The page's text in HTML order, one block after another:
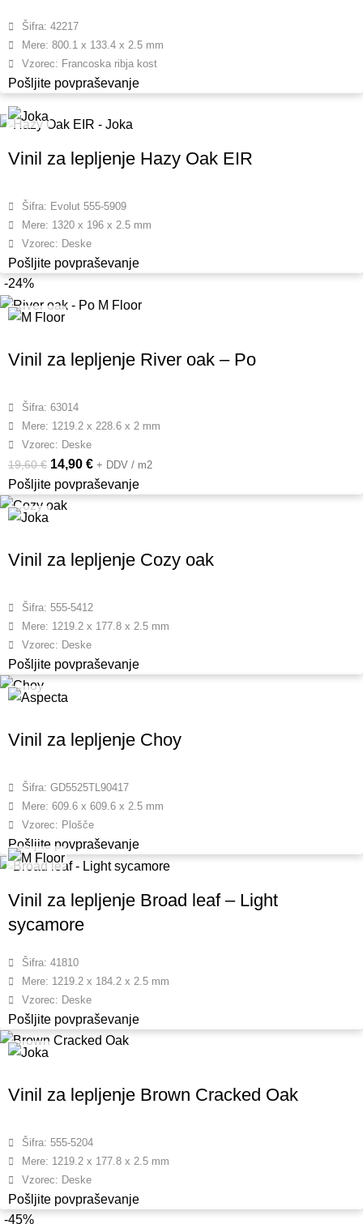
Šifra: 42217
Mere: 800.1 x 133.4 x 2.5 mm
Vzorec: Francoska ribja kost
Pošljite povpraševanje
Vinil za lepljenje Hazy Oak EIR
Šifra: Evolut 555-5909
Mere: 1320 x 196 x 2.5 mm
Vzorec: Deske
Pošljite povpraševanje
-24%
Vinil za lepljenje River oak – Po
Šifra: 63014
Mere: 1219.2 x 228.6 x 2 mm
Vzorec: Deske
19,60€ 14,90 € + DDV / m2
Pošljite povpraševanje
Vinil za lepljenje Cozy oak
Šifra: 555-5412
Mere: 1219.2 x 177.8 x 2.5 mm
Vzorec: Deske
Pošljite povpraševanje
Vinil za lepljenje Choy
Šifra: GD5525TL90417
Mere: 609.6 x 609.6 x 2.5 mm
Vzorec: Plošče
Pošljite povpraševanje
Vinil za lepljenje Broad leaf – Light
sycamore
Šifra: 41810
Mere: 1219.2 x 184.2 x 2.5 mm
Vzorec: Deske
Pošljite povpraševanje
Vinil za lepljenje Brown Cracked Oak
Šifra: 555-5204
Mere: 1219.2 x 177.8 x 2.5 mm
Vzorec: Deske
Pošljite povpraševanje
-45%